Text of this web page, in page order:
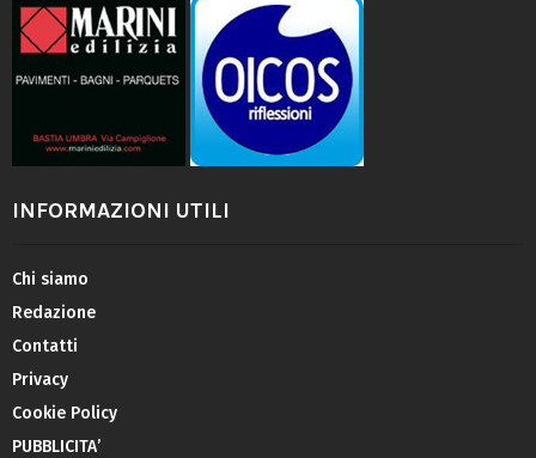
INFORMAZIONI UTILI
Chi siamo
Redazione
Contatti
Privacy
Cookie Policy
PUBBLICITA’